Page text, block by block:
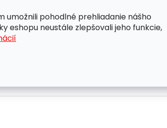
umožnili pohodlné prehliadanie nášho
eshopu neustále zlepšovali jeho funkcie,
PODMIENKY OCHRANA OSOBNÝCH ÚDAJOV